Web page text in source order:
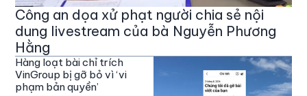
Công an dọa xử phạt người chia sẻ nội
dung livestream của bà Nguyễn Phương
Hằng
Hàng loạt bài chỉ trích
VinGroup bị gỡ bỏ vì ‘vi
phạm bản quyền’